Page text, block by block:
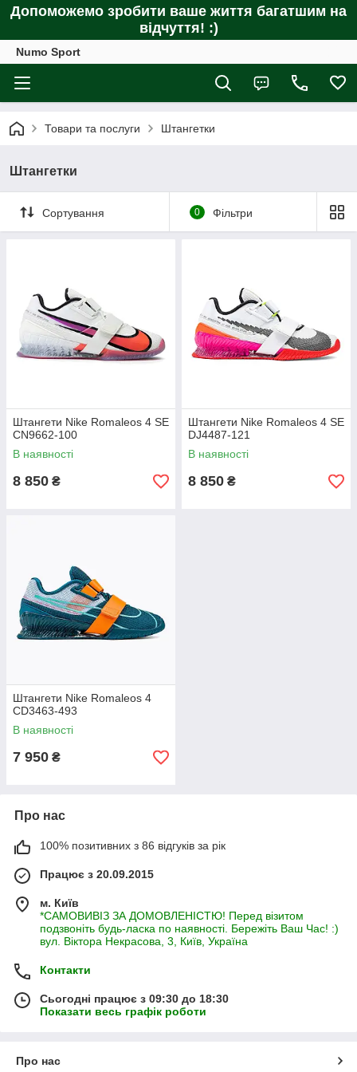
Допоможемо зробити ваше життя багатшим на
відчуття! :)
Numo Sport
Товари та послуги Штангетки
Штангетки
Сортування 0 Фільтри
Штангети Nike Romaleos 4 SE
CN9662-100
В наявності
8 850 ₴
Штангети Nike Romaleos 4 SE
DJ4487-121
В наявності
8 850 ₴
Штангети Nike Romaleos 4
CD3463-493
В наявності
7 950 ₴
Про нас
100% позитивних з 86 відгуків за рік
Працює з 20.09.2015
м. Київ
*САМОВИВІЗ ЗА ДОМОВЛЕНІСТЮ! Перед візитом
подзвоніть будь-ласка по наявності. Бережіть Ваш Час! :)
вул. Віктора Некрасова, 3, Київ, Україна
Контакти
Сьогодні працює з 09:30 до 18:30
Показати весь графік роботи
Про нас